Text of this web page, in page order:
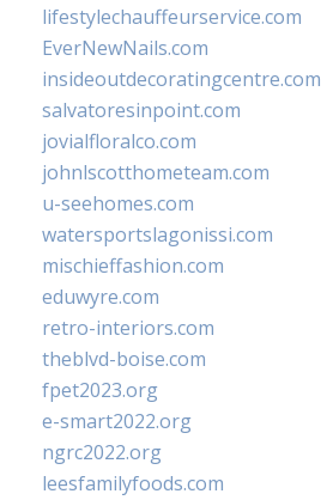
lifestylechauffeurservice.com
EverNewNails.com
insideoutdecoratingcentre.com
salvatoresinpoint.com
jovialfloralco.com
johnlscotthometeam.com
u-seehomes.com
watersportslagonissi.com
mischieffashion.com
eduwyre.com
retro-interiors.com
theblvd-boise.com
fpet2023.org
e-smart2022.org
ngrc2022.org
leesfamilyfoods.com